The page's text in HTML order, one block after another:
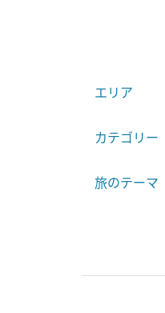
エリア
カテゴリー
旅のテーマ